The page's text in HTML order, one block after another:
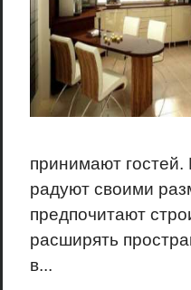
принимают
радуют своими
предпочитают
расширять
в...